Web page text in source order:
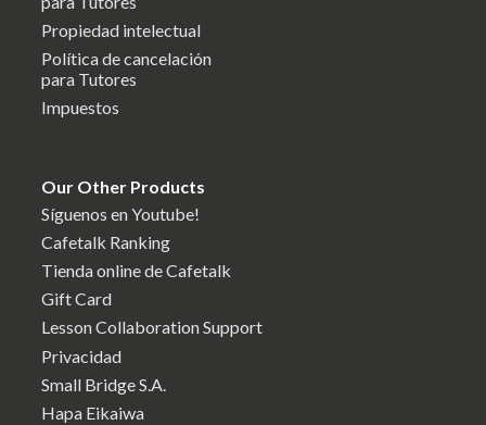
Propiedad intelectual
Política de cancelación
para Tutores
Impuestos
Our Other Products
Síguenos en Youtube!
Cafetalk Ranking
Tienda online de Cafetalk
Gift Card
Lesson Collaboration Support
Privacidad
Small Bridge S.A.
Hapa Eikaiwa